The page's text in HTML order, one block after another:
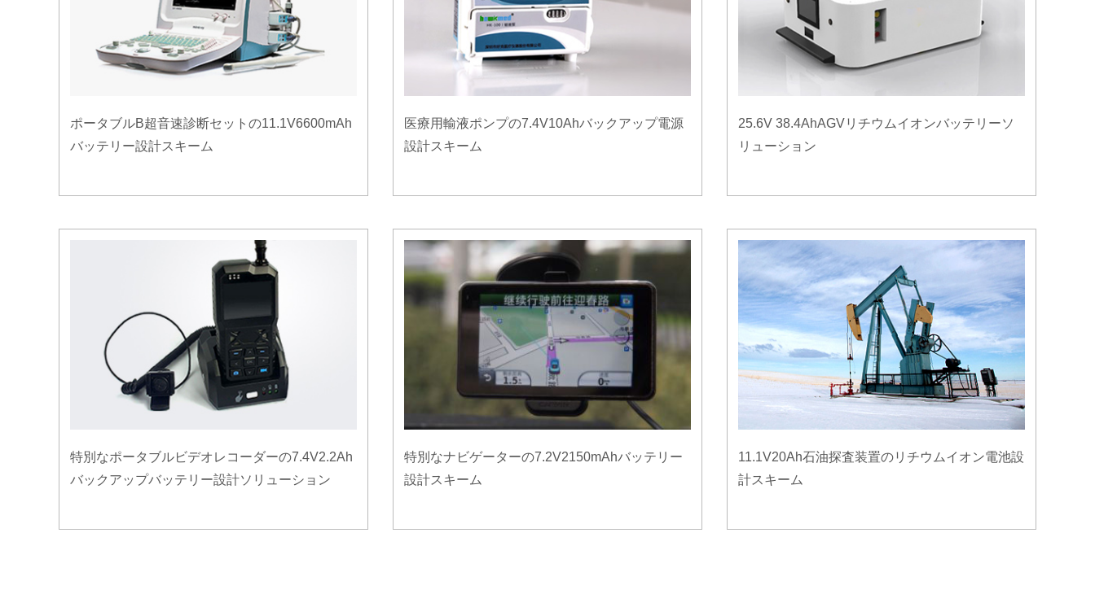
ポータブルB超音速診断セットの11.1V6600mAh
バッテリー設計スキーム
医療用輸液ポンプの7.4V10Ahバックアップ電源
設計スキーム
25.6V 38.4AhAGVリチウムイオンバッテリーソ
リューション
特別なポータブルビデオレコーダーの7.4V2.2Ah
バックアップバッテリー設計ソリューション
特別なナビゲーターの7.2V2150mAhバッテリー
設計スキーム
11.1V20Ah石油探査装置のリチウムイオン電池設
計スキーム